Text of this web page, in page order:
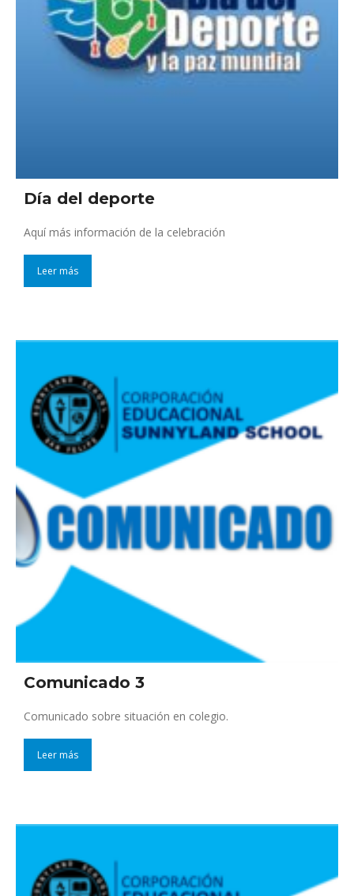
Día del deporte
Aquí más información de la celebración
Leer más
Comunicado 3
Comunicado sobre situación en colegio.
Leer más